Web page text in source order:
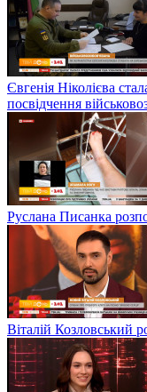
Євгенія Ніколієва
посвідчення
Руслана Писанка
Віталій Козловський